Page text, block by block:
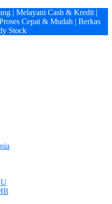
| Melayani Cash & Kredit |
Cepat & Mudah | Berkas
Stock